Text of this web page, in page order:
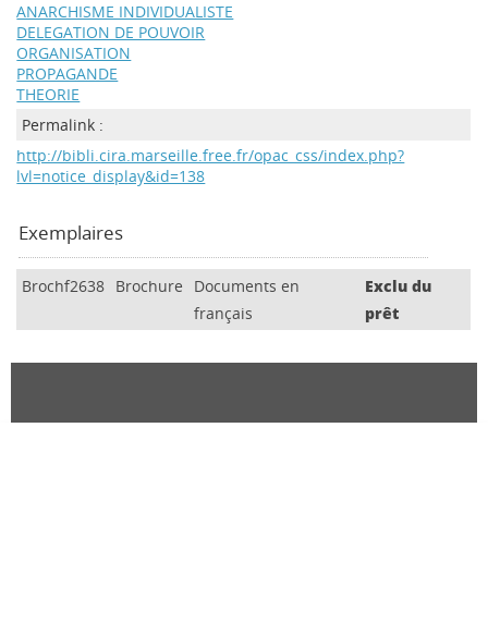
ANARCHISME INDIVIDUALISTE
DELEGATION DE POUVOIR
ORGANISATION
PROPAGANDE
THEORIE
Permalink :
http://bibli.cira.marseille.free.fr/opac_css/index.php?
lvl=notice_display&id=138
Exemplaires
Brochf2638 Brochure
Documents en
français
Exclu du
prêt